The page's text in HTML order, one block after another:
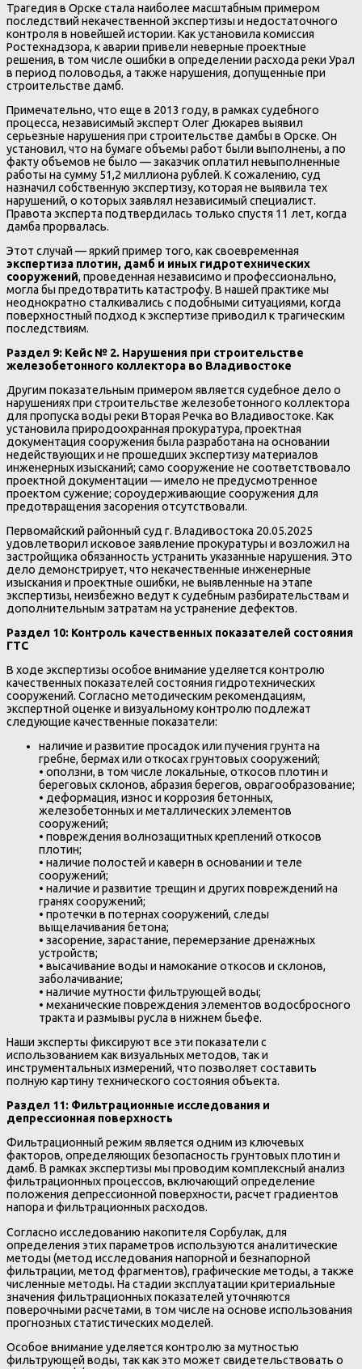
Трагедия в Орске стала наиболее масштабным примером
последствий некачественной экспертизы и недостаточного
контроля в новейшей истории. Как установила комиссия
Ростехнадзора, к аварии привели неверные проектные
решения, в том числе ошибки в определении расхода реки Урал
в период половодья, а также нарушения, допущенные при
строительстве дамб.
Примечательно, что еще в 2013 году, в рамках судебного
процесса, независимый эксперт Олег Дюкарев выявил
серьезные нарушения при строительстве дамбы в Орске. Он
установил, что на бумаге объемы работ были выполнены, а по
факту объемов не было — заказчик оплатил невыполненные
работы на сумму 51,2 миллиона рублей. К сожалению, суд
назначил собственную экспертизу, которая не выявила тех
нарушений, о которых заявлял независимый специалист.
Правота эксперта подтвердилась только спустя 11 лет, когда
дамба прорвалась.
Этот случай — яркий пример того, как своевременная
экспертиза плотин, дамб и иных гидротехнических
сооружений, проведенная независимо и профессионально,
могла бы предотвратить катастрофу. В нашей практике мы
неоднократно сталкивались с подобными ситуациями, когда
поверхностный подход к экспертизе приводил к трагическим
последствиям.
Раздел 9: Кейс № 2. Нарушения при строительстве
железобетонного коллектора во Владивостоке
Другим показательным примером является судебное дело о
нарушениях при строительстве железобетонного коллектора
для пропуска воды реки Вторая Речка во Владивостоке. Как
установила природоохранная прокуратура, проектная
документация сооружения была разработана на основании
недействующих и не прошедших экспертизу материалов
инженерных изысканий; само сооружение не соответствовало
проектной документации — имело не предусмотренное
проектом сужение; сороудерживающие сооружения для
предотвращения засорения отсутствовали.
Первомайский районный суд г. Владивостока 20.05.2025
удовлетворил исковое заявление прокуратуры и возложил на
застройщика обязанность устранить указанные нарушения. Это
дело демонстрирует, что некачественные инженерные
изыскания и проектные ошибки, не выявленные на этапе
экспертизы, неизбежно ведут к судебным разбирательствам и
дополнительным затратам на устранение дефектов.
Раздел 10: Контроль качественных показателей состояния
ГТС
В ходе экспертизы особое внимание уделяется контролю
качественных показателей состояния гидротехнических
сооружений. Согласно методическим рекомендациям,
экспертной оценке и визуальному контролю подлежат
следующие качественные показатели:
наличие и развитие просадок или пучения грунта на
гребне, бермах или откосах грунтовых сооружений;
• оползни, в том числе локальные, откосов плотин и
береговых склонов, абразия берегов, оврагообразование;
• деформация, износ и коррозия бетонных,
железобетонных и металлических элементов
сооружений;
• повреждения волнозащитных креплений откосов
плотин;
• наличие полостей и каверн в основании и теле
сооружений;
• наличие и развитие трещин и других повреждений на
гранях сооружений;
• протечки в потернах сооружений, следы
выщелачивания бетона;
• засорение, зарастание, перемерзание дренажных
устройств;
• высачивание воды и намокание откосов и склонов,
заболачивание;
• наличие мутности фильтрующей воды;
• механические повреждения элементов водосбросного
тракта и размывы русла в нижнем бьефе.
Наши эксперты фиксируют все эти показатели с
использованием как визуальных методов, так и
инструментальных измерений, что позволяет составить
полную картину технического состояния объекта.
Раздел 11: Фильтрационные исследования и
депрессионная поверхность
Фильтрационный режим является одним из ключевых
факторов, определяющих безопасность грунтовых плотин и
дамб. В рамках экспертизы мы проводим комплексный анализ
фильтрационных процессов, включающий определение
положения депрессионной поверхности, расчет градиентов
напора и фильтрационных расходов.
Согласно исследованию накопителя Сорбулак, для
определения этих параметров используются аналитические
методы (метод исследования напорной и безнапорной
фильтрации, метод фрагментов), графические методы, а также
численные методы. На стадии эксплуатации критериальные
значения фильтрационных показателей уточняются
поверочными расчетами, в том числе на основе использования
прогнозных статистических моделей.
Особое внимание уделяется контролю за мутностью
фильтрующей воды, так как это может свидетельствовать о